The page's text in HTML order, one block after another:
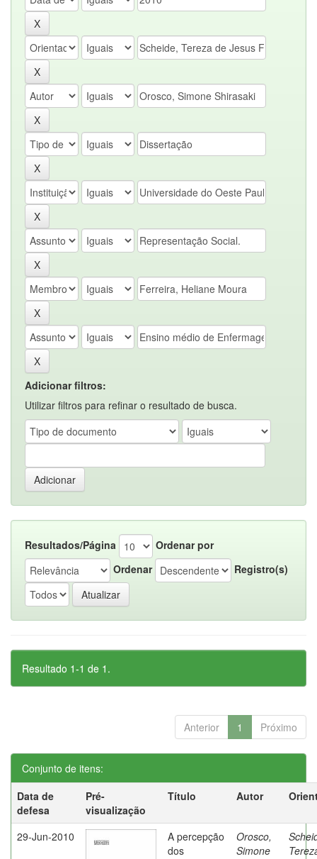
Adicionar filtros:
Utilizar filtros para refinar o resultado de busca.
Resultados/Página
Ordenar por
Ordenar
Registro(s)
Resultado 1-1 de 1.
Anterior 1 Próximo
Conjunto de itens:
Data de
defesa
Pré-
visualização
Título Autor
29-Jun-2010
A percepção
dos
Orosco,
Simone